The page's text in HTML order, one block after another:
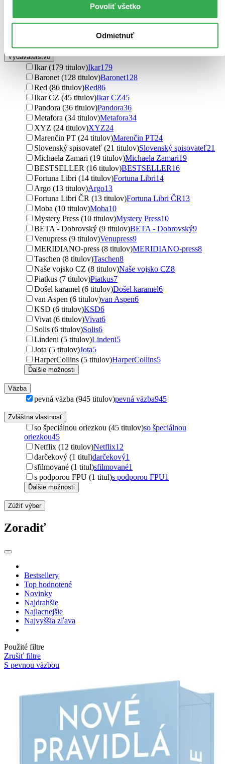
Povoliť všetko
Odmietnuť
E L James (7 titulov)E L James7
Jodi Ellen Malpasová (7 titulov)Jodi Ellen Malpasová7
Vydavateľstvo
Ikar (179 titulov)Ikar179
Baronet (128 titulov)Baronet128
Red (86 titulov)Red86
Ikar CZ (45 titulov)Ikar CZ45
Pandora (36 titulov)Pandora36
Metafora (34 titulov)Metafora34
XYZ (24 titulov)XYZ24
Marenčin PT (24 titulov)Marenčin PT24
Slovenský spisovateľ (21 titulov)Slovenský spisovateľ21
Michaela Zamari (19 titulov)Michaela Zamari19
BESTSELLER (16 titulov)BESTSELLER16
Fortuna Libri (14 titulov)Fortuna Libri14
Argo (13 titulov)Argo13
Fortuna Libri ČR (13 titulov)Fortuna Libri ČR13
Moba (10 titulov)Moba10
Mystery Press (10 titulov)Mystery Press10
BETA - Dobrovský (9 titulov)BETA - Dobrovský9
Venupress (9 titulov)Venupress9
MERIDIANO-press (8 titulov)MERIDIANO-press8
Taschen (8 titulov)Taschen8
Naše vojsko CZ (8 titulov)Naše vojsko CZ8
Piatkus (7 titulov)Piatkus7
Došel karamel (6 titulov)Došel karamel6
van Aspen (6 titulov)van Aspen6
KSD (6 titulov)KSD6
Vivat (6 titulov)Vivat6
Solis (6 titulov)Solis6
Lindeni (5 titulov)Lindeni5
Jota (5 titulov)Jota5
HarperCollins (5 titulov)HarperCollins5
Ďalšie možnosti
Väzba
pevná väzba (945 titulov)pevná väzba945
Zvláštna vlastnosť
so špeciálnou oriezkou (45 titulov)so špeciálnou
oriezkou45
Netflix (12 titulov)Netflix12
darčekový (1 titul)darčekový1
sfilmované (1 titul)sfilmované1
s podporou FPU (1 titul)s podporou FPU1
Ďalšie možnosti
Zúžiť výber
Zoradiť
Bestsellery
Top hodnotené
Novinky
Najdrahšie
Najlacnejšie
Najvyššia zľava
Použité filtre
Zrušiť filtre
S pevnou väzbou